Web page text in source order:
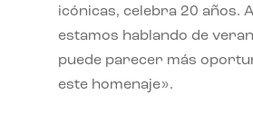
icónicas, celebra 20 años.
estamos hablando de
puede parecer más
este homenaje».